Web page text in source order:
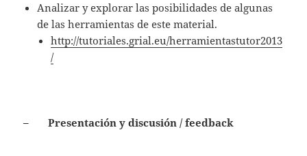
Analizar y explorar las posibilidades de algunas
de las herramientas de este material.
http://tutoriales.grial.eu/herramientastutor2013
/
– Presentación y discusión / feedback